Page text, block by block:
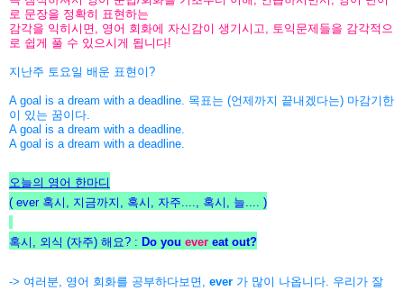
로 문장을 정확히 표현하는
감각을 익히시면, 영어 회화에 자신감이 생기시고, 토익문제들을 감각적으
로 쉽게 풀 수 있으시게 됩니다!
지난주 토요일 배운 표현이?
A goal is a dream with a deadline. 목표는 (언제까지 끝내겠다는) 마감기한
이 있는 꿈이다.
A goal is a dream with a deadline.
A goal is a dream with a deadline.
오늘의 영어 한마디
( ever 혹시, 지금까지, 혹시, 자주...., 혹시, 늘....
)
혹시, 외식 (자주) 해요? : Do you ever eat out?
-> 여러분, 영어 회화를 공부하다보면, ever 가 많이 나옵니다. 우리가 잘